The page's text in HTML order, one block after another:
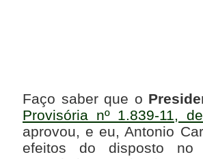
Faço saber que o
Provisória nº 1.839-11,
aprovou, e eu, Antonio
efeitos do disposto